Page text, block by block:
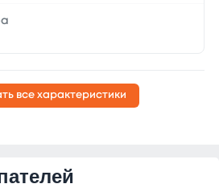
все характеристики